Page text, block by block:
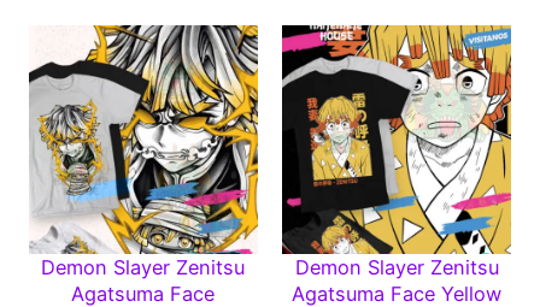
$300.00
Demon Slayer Zenitsu
Agatsuma Face
Demon Slayer Zenitsu
Agatsuma Face Yellow